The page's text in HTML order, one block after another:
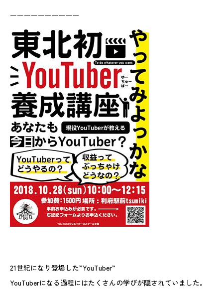
ーーーーーーーーーー
21世紀になり登場した”YouTuber”
YouTuberになる過程にはたくさんの学びが隠されていました。